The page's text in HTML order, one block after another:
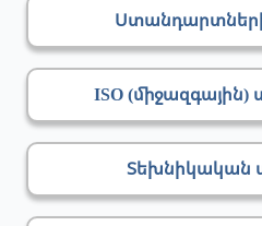
ISO
Տեխնիկական